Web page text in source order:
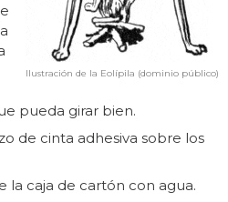
Ilustración de la Eolípila (dominio público)
pueda girar bien.
de cinta adhesiva sobre los
la caja de cartón con agua.